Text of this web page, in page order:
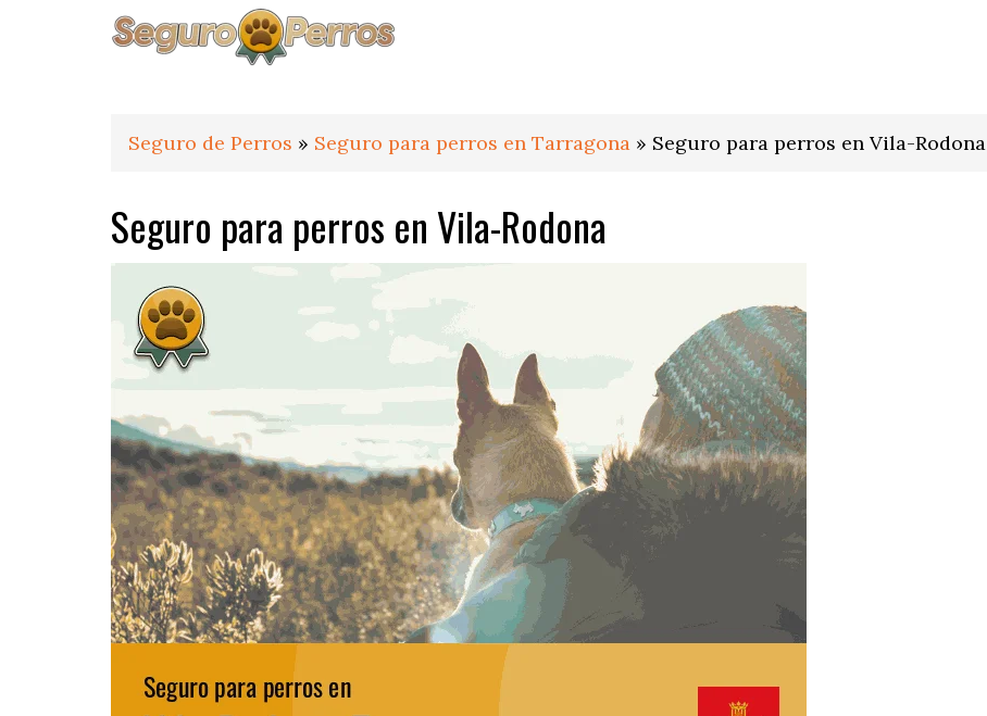
Seguro de Perros » Seguro para perros en Tarragona » Seguro para perros en Vila-Rodona
Seguro para perros en Vila-Rodona